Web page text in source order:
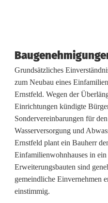
Grundsätzliches
zum Neubau eines
Ernstfeld. Wegen der
Einrichtungen kündigte
Sondervereinbarungen für
Wasserversorgung und
Ernstfeld plant ein Bauherr
Einfamilienwohnhauses in
Erweiterungsbauten sind
gemeindliche Einvernehmen
einstimmig.